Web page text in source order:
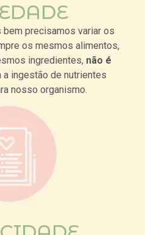
bem precisamos variar os
os mesmos alimentos,
ingredientes, não é
a ingestão de nutrientes
nosso organismo.